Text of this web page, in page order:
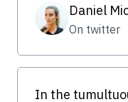
Daniel
On twitter
In the